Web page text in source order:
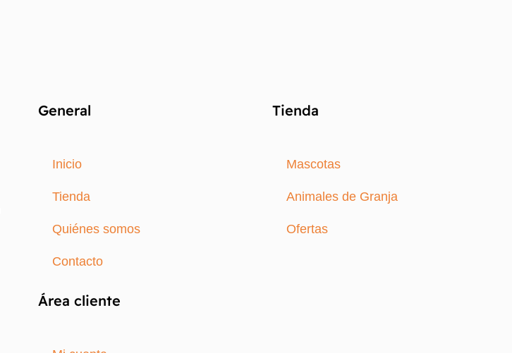
General
Inicio
Tienda
Quiénes somos
Contacto
Área cliente
Tienda
Mascotas
Animales de Granja
Ofertas